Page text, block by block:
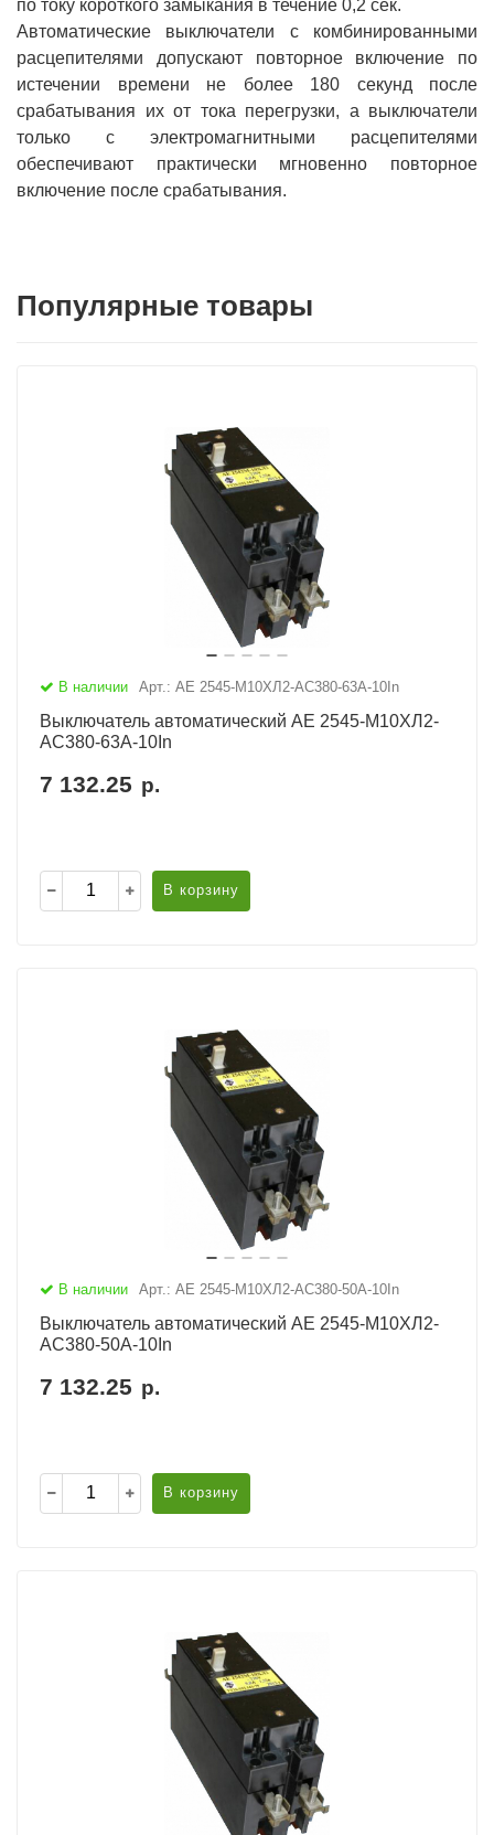
по току короткого замыкания в течение 0,2 сек.
Автоматические выключатели с комбинированными
расцепителями допускают повторное включение по
истечении времени не более 180 секунд после
срабатывания их от тока перегрузки, а выключатели
только с электромагнитными расцепителями
обеспечивают практически мгновенно повторное
включение после срабатывания.
Популярные товары
В наличии Арт.: АЕ 2545-М10ХЛ2-AC380-63А-10In
Выключатель автоматический АЕ 2545-М10ХЛ2-
AC380-63А-10In
7 132.25 р.
В корзину
В наличии Арт.: АЕ 2545-М10ХЛ2-AC380-50А-10In
Выключатель автоматический АЕ 2545-М10ХЛ2-
AC380-50А-10In
7 132.25 р.
В корзину